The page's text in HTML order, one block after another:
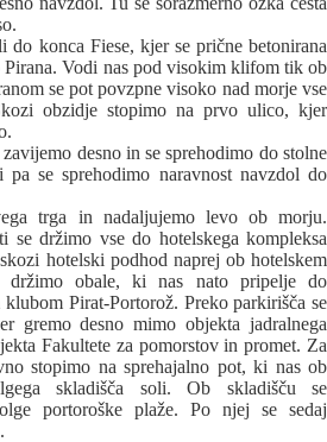
do konca Fiese, kjer se prične betonirana
Pirana. Vodi nas pod visokim klifom tik ob
se pot povzpne visoko nad morje vse
obzidje stopimo na prvo ulico, kjer
desno in se sprehodimo do stolne
pa se sprehodimo naravnost navzdol do
trga in nadaljujemo levo ob morju.
se držimo vse do hotelskega kompleksa
hotelski podhod naprej ob hotelskem
držimo obale, ki nas nato pripelje do
Pirat-Portorož. Preko parkirišča se
gremo desno mimo objekta jadralnega
Fakultete za pomorstov in promet. Za
stopimo na sprehajalno pot, ki nas ob
skladišča soli. Ob skladišču se
portoroške plaže. Po njej se sedaj